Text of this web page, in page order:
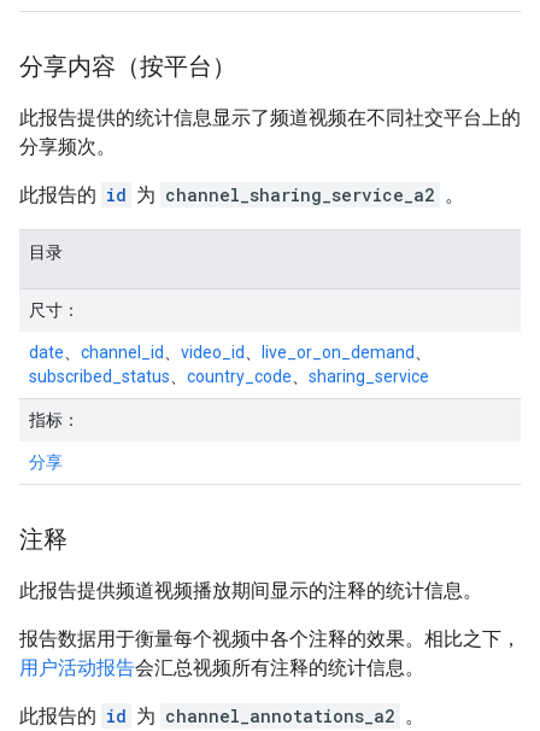
分享内容（按平台）
此报告提供的统计信息显示了频道视频在不同社交平台上的
分享频次。
此报告的 id 为 channel_sharing_service_a2 。
目录
尺寸：
date channel_id video_id live_or_on_demand
subscribed_status
country_code sharing_service
指标：
分享
注释
此报告提供频道视频播放期间显示的注释的统计信息。
报告数据用于衡量每个视频中各个注释的效果。相比之下，
用户活动报告会汇总视频所有注释的统计信息。
此报告的 id 为 channel_annotations_a2 。